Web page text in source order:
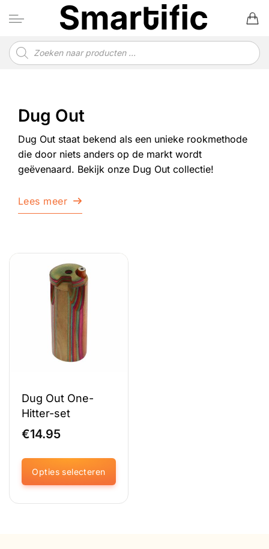
naar
Producten
zoeken
Dug Out
Dug Out staat bekend als een unieke rookmethode
die door niets anders op de markt wordt
geëvenaard. Bekijk onze Dug Out collectie!
Lees meer
Dug Out One-
Hitter-set
€14.95
Opties selecteren
Dit
product